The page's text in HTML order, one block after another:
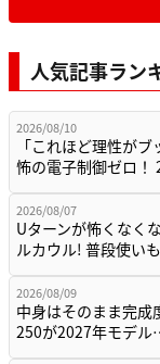
人気記事ラン
2026/08/10
「これほど理性が
怖の電子制御ゼロ
2026/08/07
Uターンが怖くなく
ルカウル! 普段使い
2026/08/09
中身はそのまま完
250が2027年モデ